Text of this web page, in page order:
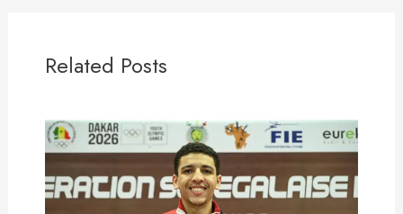
Related Posts